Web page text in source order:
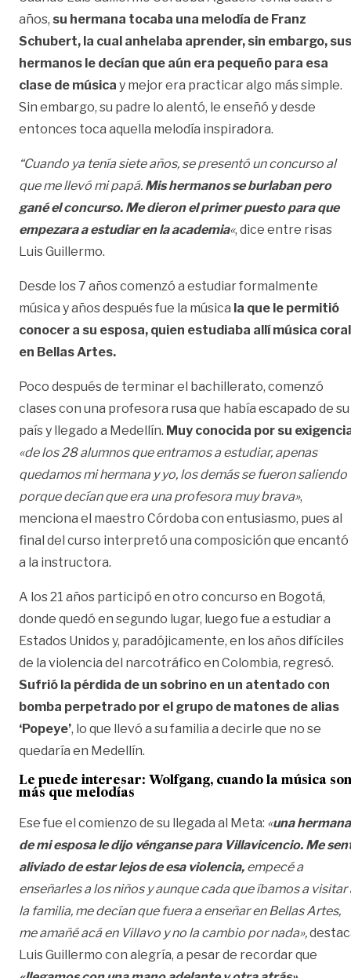
años, su hermana tocaba una melodía de Franz
Schubert, la cual anhelaba aprender, sin embargo, sus
hermanos le decían que aún era pequeño para esa
clase de música y mejor era practicar algo más simple.
Sin embargo, su padre lo alentó, le enseñó y desde
entonces toca aquella melodía inspiradora.
“Cuando ya tenía siete años, se presentó un concurso al
que me llevó mi papá. Mis hermanos se burlaban pero
gané el concurso. Me dieron el primer puesto para que
empezara a estudiar en la academia«, dice entre risas
Luis Guillermo.
Desde los 7 años comenzó a estudiar formalmente
música y años después fue la música la que le permitió
conocer a su esposa, quien estudiaba allí música coral
en Bellas Artes.
Poco después de terminar el bachillerato, comenzó
clases con una profesora rusa que había escapado de su
país y llegado a Medellín. Muy conocida por su
«de los 28 alumnos que entramos a estudiar, apenas
quedamos mi hermana y yo, los demás se fueron saliendo
porque decían que era una profesora muy brava»,
menciona el maestro Córdoba con entusiasmo, pues al
final del curso interpretó una composición que encantó
a la instructora.
A los 21 años participó en otro concurso en Bogotá,
donde quedó en segundo lugar, luego fue a estudiar a
Estados Unidos y, paradójicamente, en los años difíciles
de la violencia del narcotráfico en Colombia, regresó.
Sufrió la pérdida de un sobrino en un atentado con
bomba perpetrado por el grupo de matones de alias
‘Popeye’, lo que llevó a su familia a decirle que no se
quedaría en Medellín.
Le puede interesar: Wolfgang, cuando la música son
más que melodías
Ese fue el comienzo de su llegada al Meta: «una hermana
de mi esposa le dijo vénganse para Villavicencio. Me
aliviado de estar lejos de esa violencia, empecé a
enseñarles a los niños y aunque cada que íbamos a visitar
la familia, me decían que fuera a enseñar en Bellas Artes,
me amañé acá en Villavo y no la cambio por nada»,
Luis Guillermo con alegría, a pesar de recordar que